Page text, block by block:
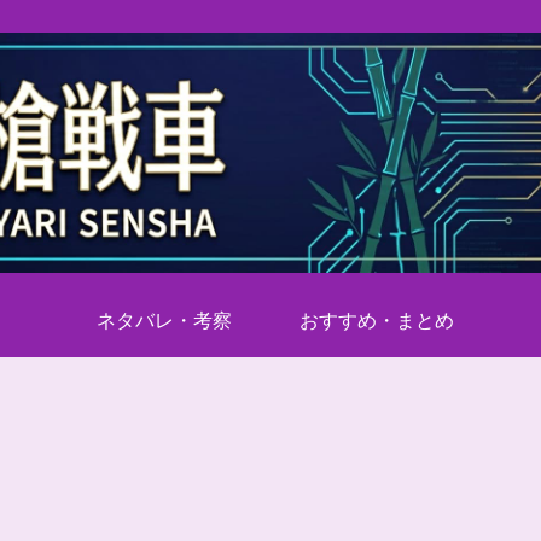
ネタバレ・考察 おすすめ・まとめ